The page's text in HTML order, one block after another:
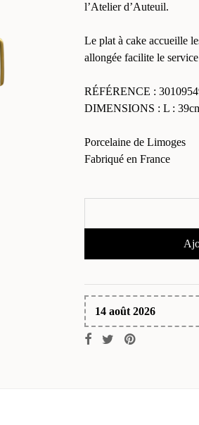
l’Atelier d’Auteuil.
Le plat à cake accueille
allongée facilite le
RÉFÉRENCE :
DIMENSIONS : L :
Porcelaine de Limoges
Fabriqué en France
14 août 2026